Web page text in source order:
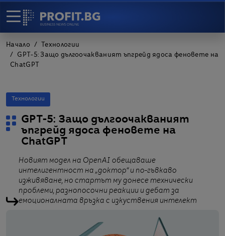
Начало
Технологии
GPT-5: Защо дългоочакваният ъпгрейд ядоса феновете на
ChatGPT
Технологии
GPT-5: Защо дългоочакваният
ъпгрейд ядоса феновете на
ChatGPT
Новият модел на OpenAI обещаваше
интелигентност на „доктор“ и по-гъвкаво
изживяване, но стартът му донесе технически
проблеми, разнопосочни реакции и дебат за
емоционалната връзка с изкуствения интелект